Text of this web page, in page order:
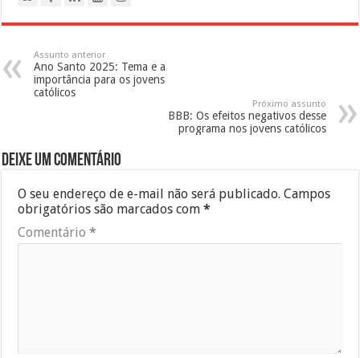
Assunto anterior
Ano Santo 2025: Tema e a
importância para os jovens
católicos
Próximo assunto
BBB: Os efeitos negativos desse
programa nos jovens católicos
Deixe um comentário
O seu endereço de e-mail não será publicado. Campos
obrigatórios são marcados com*
Comentário*